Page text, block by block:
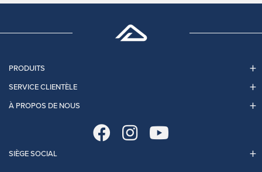
PRODUITS
SERVICE CLIENTÈLE
À PROPOS DE NOUS
SIÈGE SOCIAL